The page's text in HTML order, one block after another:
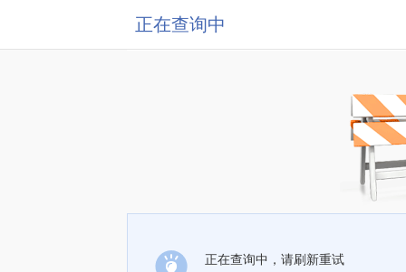
正在查询中
正在查询中，请刷新重试